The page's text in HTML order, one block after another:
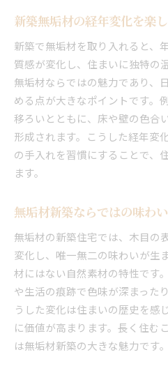
新築無垢材の経年変化を楽
新築で無垢材を取り入れると、
質感が変化し、住まいに独特の
無垢材ならではの魅力であり、
める点が大きなポイントです。
移ろいとともに、床や壁の色合
形成されます。こうした経年変
の手入れを習慣にすることで、
ます。
無垢材新築ならではの味わ
無垢材の新築住宅では、木目の
変化し、唯一無二の味わいが生
材にはない自然素材の特性です
や生活の痕跡で色味が深まった
うした変化は住まいの歴史を感
に価値が高まります。長く住む
は無垢材新築の大きな魅力です。